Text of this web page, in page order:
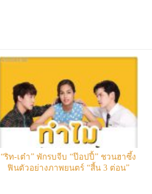
“ริท-เต๋า” พักรบจีบ “ป๊อปปี้” ชวนฮาซึ้ง
ฟินตัวอย่างภาพยนตร์ “สี้น 3 ต่อน”